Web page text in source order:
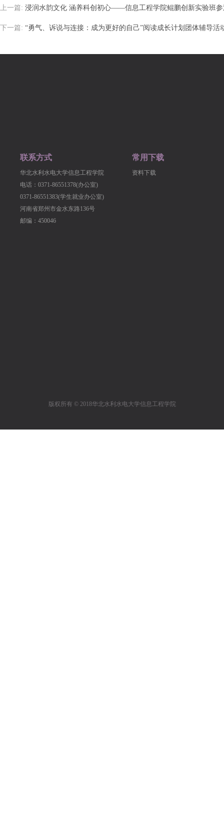
上一篇: 浸润水韵文化 涵养科创初心——信息工程学院鲲鹏创新实验班参
下一篇: “勇气、诉说与连接：成为更好的自己”阅读成长计划团体辅导活
联系方式
华北水利水电大学信息工程学院
电话：0371-86551378(办公室)
0371-86551383(学生就业办公室)
河南省郑州市金水东路136号
邮编：450046
常用下载
资料下载
版权所有 © 2018华北水利水电大学信息工程学院